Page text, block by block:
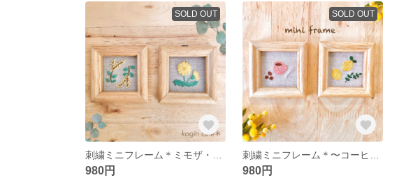
SOLD OUT
980円
SOLD OUT
980円